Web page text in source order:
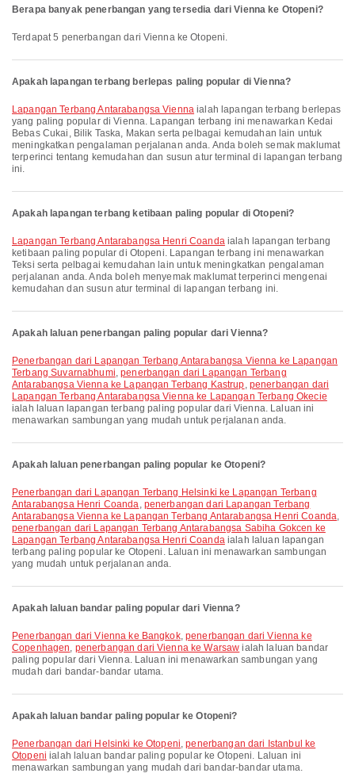
Berapa banyak penerbangan yang tersedia dari Vienna ke Otopeni?
Terdapat 5 penerbangan dari Vienna ke Otopeni.
Apakah lapangan terbang berlepas paling popular di Vienna?
Lapangan Terbang Antarabangsa Vienna ialah lapangan terbang berlepas
yang paling popular di Vienna. Lapangan terbang ini menawarkan Kedai
Bebas Cukai, Bilik Taska, Makan serta pelbagai kemudahan lain untuk
meningkatkan pengalaman perjalanan anda. Anda boleh semak maklumat
terperinci tentang kemudahan dan susun atur terminal di lapangan terbang
ini.
Apakah lapangan terbang ketibaan paling popular di Otopeni?
Lapangan Terbang Antarabangsa Henri Coandaialah lapangan terbang
ketibaan paling popular di Otopeni. Lapangan terbang ini menawarkan
Teksi serta pelbagai kemudahan lain untuk meningkatkan pengalaman
perjalanan anda. Anda boleh menyemak maklumat terperinci mengenai
kemudahan dan susun atur terminal di lapangan terbang ini.
Apakah laluan penerbangan paling popular dari Vienna?
penerbangan dari Lapangan Terbang Antarabangsa Vienna ke Lapangan
Terbang Suvarnabhumi,penerbangan dari Lapangan Terbang
Antarabangsa Vienna ke Lapangan Terbang Kastrup, penerbangan dari
Lapangan Terbang Antarabangsa Vienna ke Lapangan Terbang Okecie
ialah laluan lapangan terbang paling popular dari Vienna. Laluan ini
menawarkan sambungan yang mudah untuk perjalanan anda.
Apakah laluan penerbangan paling popular ke Otopeni?
penerbangan dari Lapangan Terbang Helsinki ke Lapangan Terbang
Antarabangsa Henri Coanda, penerbangan dari Lapangan Terbang
Antarabangsa Vienna ke Lapangan Terbang Antarabangsa Henri Coanda,
penerbangan dari Lapangan Terbang Antarabangsa Sabiha Gokcen ke
Lapangan Terbang Antarabangsa Henri Coandaialah laluan lapangan
terbang paling popular ke Otopeni. Laluan ini menawarkan sambungan
yang mudah untuk perjalanan anda.
Apakah laluan bandar paling popular dari Vienna?
penerbangan dari Vienna ke Bangkok,penerbangan dari Vienna ke
Copenhagen, penerbangan dari Vienna ke Warsaw ialah laluan bandar
paling popular dari Vienna. Laluan ini menawarkan sambungan yang
mudah dari bandar-bandar utama.
Apakah laluan bandar paling popular ke Otopeni?
penerbangan dari Helsinki ke Otopeni,penerbangan dari Istanbul ke
Otopeni ialah laluan bandar paling popular ke Otopeni. Laluan ini
menawarkan sambungan yang mudah dari bandar-bandar utama.